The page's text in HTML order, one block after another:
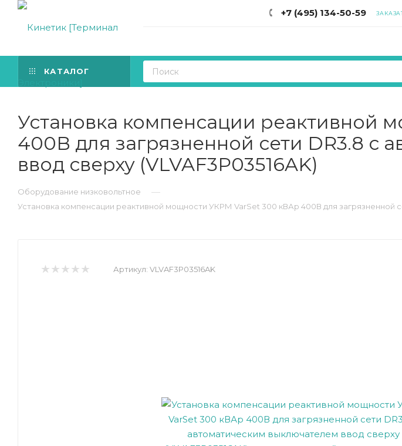
+7 (495) 134-50-59
КАТАЛОГ
Установка компенсации реактивной
400В для загрязненной сети DR3.8 с
ввод сверху (VLVAF3P03516AK)
Оборудование низковольтное —
Установка компенсации реактивной мощности УКРМ VarSet 300 кВАр 400В для загрязненной
Артикул: VLVAF3P03516AK